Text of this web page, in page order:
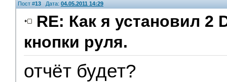
Пост #13 Дата: 04.05.2011 14:29
RE: Как я установил 2
кнопки руля.
отчёт будет?